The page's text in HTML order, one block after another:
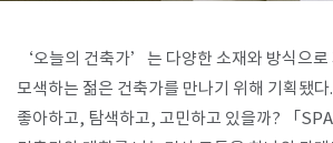
‘오늘의 건축가’는 다양한 소재와 방식으로
모색하는 젊은 건축가를 만나기 위해 기획됐
좋아하고, 탐색하고, 고민하고 있을까? 「